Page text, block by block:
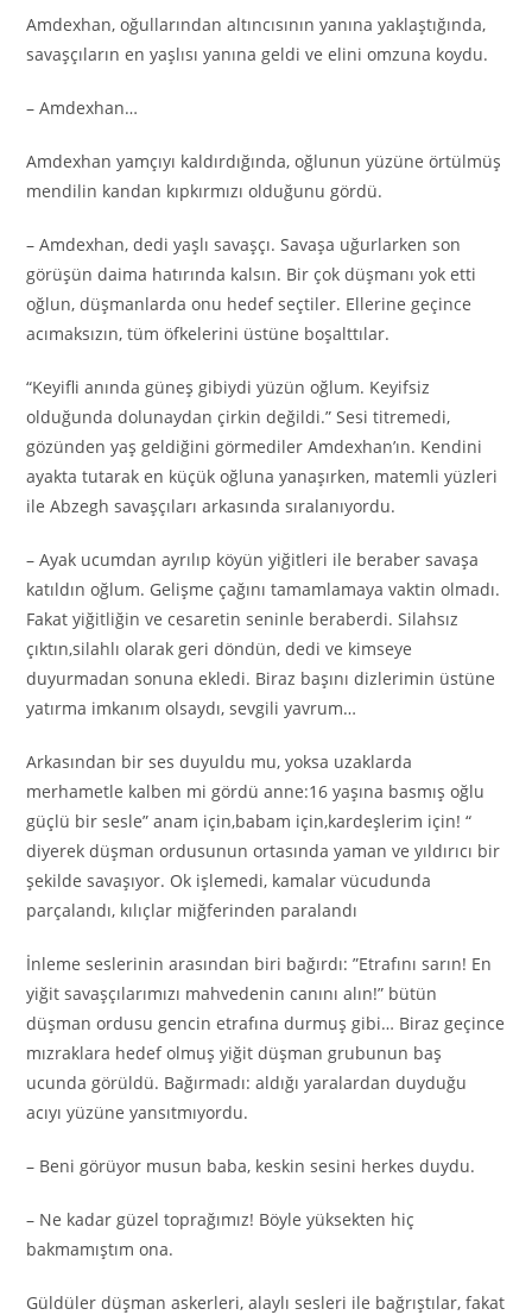
Amdexhan, oğullarından altıncısının yanına yaklaştığında,
savaşçıların en yaşlısı yanına geldi ve elini omzuna koydu.
– Amdexhan…
Amdexhan yamçıyı kaldırdığında, oğlunun yüzüne örtülmüş
mendilin kandan kıpkırmızı olduğunu gördü.
– Amdexhan, dedi yaşlı savaşçı. Savaşa uğurlarken son
görüşün daima hatırında kalsın. Bir çok düşmanı yok etti
oğlun, düşmanlarda onu hedef seçtiler. Ellerine geçince
acımaksızın, tüm öfkelerini üstüne boşalttılar.
“Keyifli anında güneş gibiydi yüzün oğlum. Keyifsiz
olduğunda dolunaydan çirkin değildi.” Sesi titremedi,
gözünden yaş geldiğini görmediler Amdexhan’ın. Kendini
ayakta tutarak en küçük oğluna yanaşırken, matemli yüzleri
ile Abzegh savaşçıları arkasında sıralanıyordu.
– Ayak ucumdan ayrılıp köyün yiğitleri ile beraber savaşa
katıldın oğlum. Gelişme çağını tamamlamaya vaktin olmadı.
Fakat yiğitliğin ve cesaretin seninle beraberdi. Silahsız
çıktın,silahlı olarak geri döndün, dedi ve kimseye
duyurmadan sonuna ekledi. Biraz başını dizlerimin üstüne
yatırma imkanım olsaydı, sevgili yavrum…
Arkasından bir ses duyuldu mu, yoksa uzaklarda
merhametle kalben mi gördü anne:16 yaşına basmış oğlu
güçlü bir sesle” anam için,babam için,kardeşlerim için! “
diyerek düşman ordusunun ortasında yaman ve yıldırıcı bir
şekilde savaşıyor. Ok işlemedi, kamalar vücudunda
parçalandı, kılıçlar miğferinden paralandı
İnleme seslerinin arasından biri bağırdı: ”Etrafını sarın! En
yiğit savaşçılarımızı mahvedenin canını alın!” bütün
düşman ordusu gencin etrafına durmuş gibi… Biraz geçince
mızraklara hedef olmuş yiğit düşman grubunun baş
ucunda görüldü. Bağırmadı: aldığı yaralardan duyduğu
acıyı yüzüne yansıtmıyordu.
– Beni görüyor musun baba, keskin sesini herkes duydu.
– Ne kadar güzel toprağımız! Böyle yüksekten hiç
bakmamıştım ona.
Güldüler düşman askerleri, alaylı sesleri ile bağrıştılar, fakat